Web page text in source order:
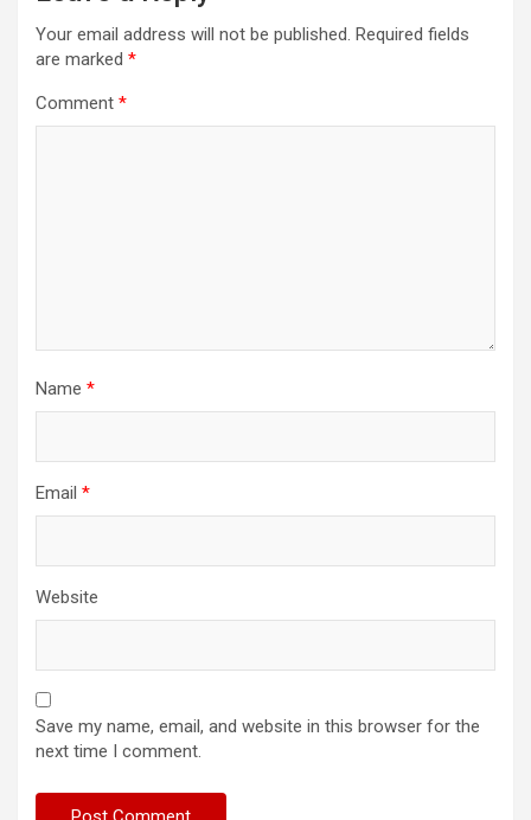
Your email address will not be published. Required fields
are marked *
Comment *
Name *
Email *
Website
Save my name, email, and website in this browser for the
next time I comment.